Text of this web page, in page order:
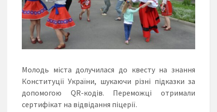
Молодь міста долучилася до квесту на знання
Конституції України, шукаючи різні підказки за
допомогою QR-кодів. Переможці отримали
сертифікат на відвідання піцерії.